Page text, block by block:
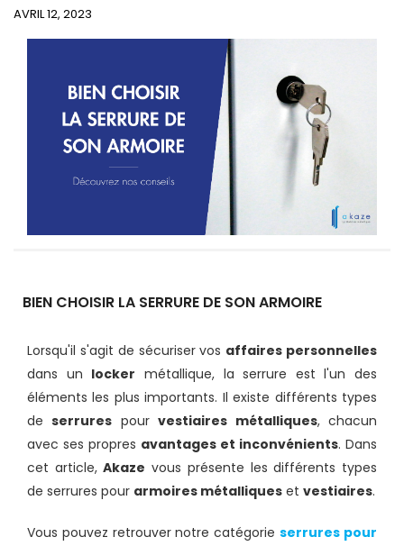
AVRIL 12, 2023
BIEN CHOISIR LA SERRURE DE SON ARMOIRE
Lorsqu'il s'agit de sécuriser vos affaires personnelles
dans un locker métallique, la serrure est l'un des
éléments les plus importants. Il existe différents types
deserrures pourvestiaires métalliques, chacun
avec ses propres avantages et inconvénients. Dans
cet article,Akaze vous présente les différents types
de serrures pour armoires métalliques et vestiaires.
Vous pouvez retrouver notre catégorieserrures pour